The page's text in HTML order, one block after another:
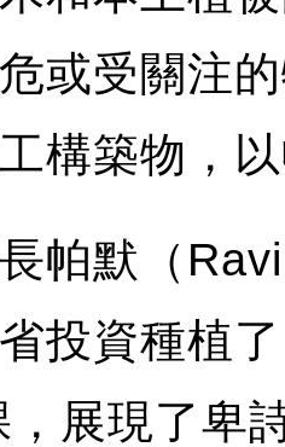
或受關注
構築物，
帕默（
投資種植
展現了卑